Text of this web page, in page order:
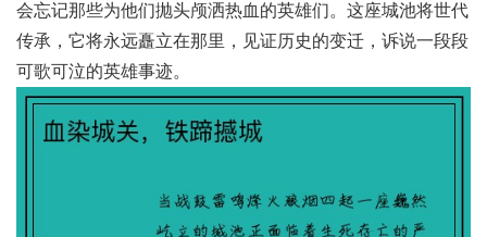
会忘记那些为他们抛头颅洒热血的英雄们。这座城池将世代
传承，它将永远矗立在那里，见证历史的变迁，诉说一段段
可歌可泣的英雄事迹。